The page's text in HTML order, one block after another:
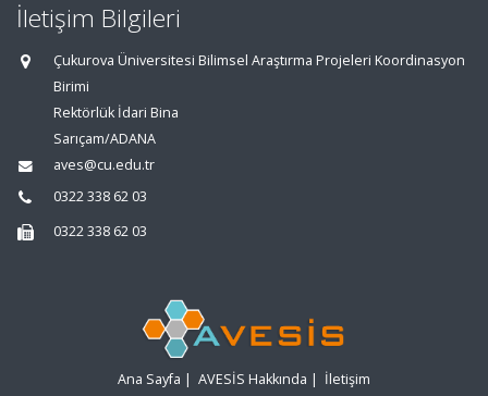
İletişim Bilgileri
Çukurova Üniversitesi Bilimsel Araştırma Projeleri Koordinasyon
Birimi
Rektörlük İdari Bina
Sarıçam/ADANA
aves@cu.edu.tr
0322 338 62 03
0322 338 62 03
Ana Sayfa | AVESİS Hakkında | İletişim